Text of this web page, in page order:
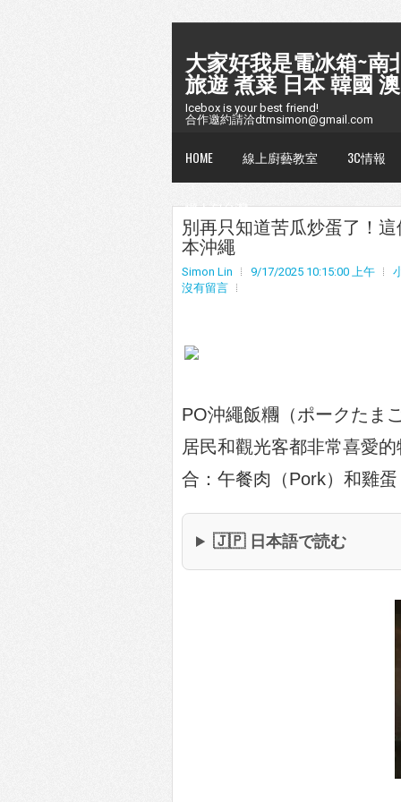
大家好我是電冰箱~南
旅遊 煮菜 日本 韓國
Icebox is your best friend!
合作邀約請洽dtmsimon@gmail.com
HOME 線上廚藝教室 3C情報
懶人包台灣
別再只知道苦瓜炒蛋了！
本沖繩
Simon Lin 9/17/2025 10:15:00 上午
沒有留言
PO沖繩飯糰（ポークたま
居民和觀光客都非常喜愛
合：午餐肉（Pork）和雞
🇯🇵 日本語で読む